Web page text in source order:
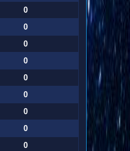
0
0
0
0
0
0
0
0
0